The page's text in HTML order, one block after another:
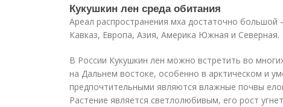
Кукушкин лен среда обитания
Ареал распространения мха достаточно
Кавказ, Европа, Азия, Америка Южная и Северная.
В России Кукушкин лен можно встретить во
на Дальнем востоке, особенно в арктическом и
предпочтительными являются влажные почвы
Растение является светлолюбивым, его рост